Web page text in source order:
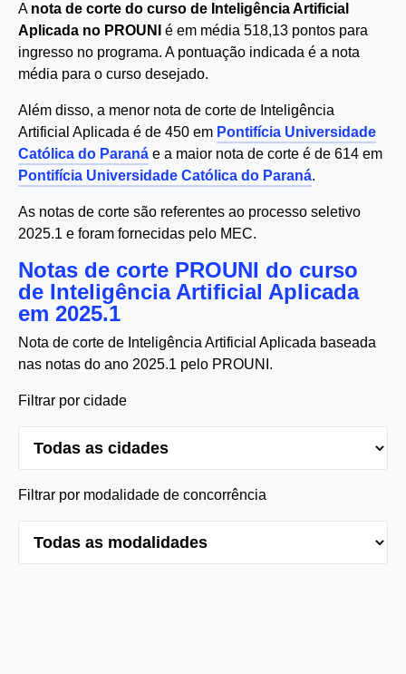
A nota de corte do curso de Inteligência Artificial
Aplicada no PROUNI
é em média 518,13 pontos para
ingresso no programa. A pontuação indicada é a nota
média para o curso desejado.
Além disso, a menor nota de corte de Inteligência
Artificial Aplicada é de 450 em Pontifícia Universidade
Católica do Paraná e a maior nota de corte é de 614 em
Pontifícia Universidade Católica do Paraná.
As notas de corte são referentes ao processo seletivo
2025.1 e foram fornecidas pelo MEC.
Notas de corte PROUNI do curso
de Inteligência Artificial Aplicada
em 2025.1
Nota de corte de Inteligência Artificial Aplicada baseada
nas notas do ano 2025.1 pelo PROUNI.
Filtrar por cidade
Filtrar por modalidade de concorrência